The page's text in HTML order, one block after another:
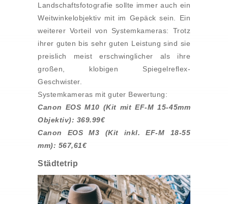
Landschaftsfotografie sollte immer auch ein
Weitwinkelobjektiv mit im Gepäck sein. Ein
weiterer Vorteil von Systemkameras: Trotz
ihrer guten bis sehr guten Leistung sind sie
preislich meist erschwinglicher als ihre
großen, klobigen Spiegelreflex-
Geschwister.
Systemkameras mit guter Bewertung:
Canon EOS M10 (Kit mit EF-M 15-45mm
Objektiv): 369.99€
Canon EOS M3 (Kit inkl. EF-M 18-55
mm): 567,61€
Städtetrip